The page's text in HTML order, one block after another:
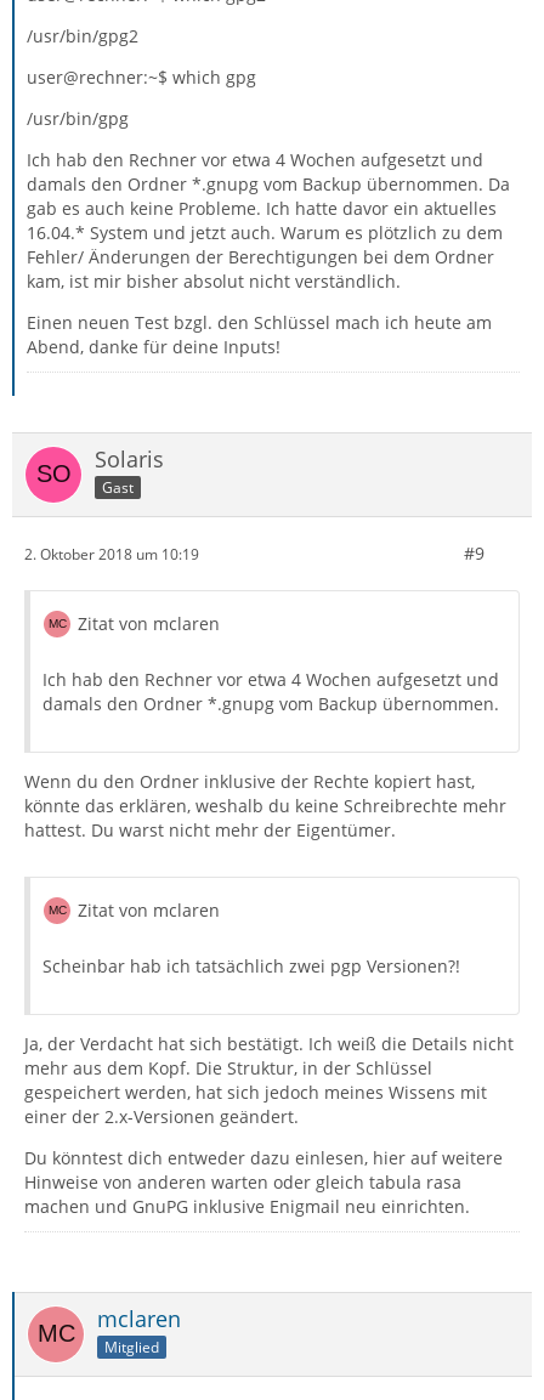
/usr/bin/gpg2
user@rechner:~$ which gpg
/usr/bin/gpg
Ich hab den Rechner vor etwa 4 Wochen aufgesetzt und
damals den Ordner *.gnupg vom Backup übernommen. Da
gab es auch keine Probleme. Ich hatte davor ein aktuelles
16.04.* System und jetzt auch. Warum es plötzlich zu dem
Fehler/ Änderungen der Berechtigungen bei dem Ordner
kam, ist mir bisher absolut nicht verständlich.
Einen neuen Test bzgl. den Schlüssel mach ich heute am
Abend, danke für deine Inputs!
Solaris
Gast
2. Oktober 2018 um 10:19 #9
Zitat von mclaren
Ich hab den Rechner vor etwa 4 Wochen aufgesetzt und
damals den Ordner *.gnupg vom Backup übernommen.
Wenn du den Ordner inklusive der Rechte kopiert hast,
könnte das erklären, weshalb du keine Schreibrechte mehr
hattest. Du warst nicht mehr der Eigentümer.
Zitat von mclaren
Scheinbar hab ich tatsächlich zwei pgp Versionen?!
Ja, der Verdacht hat sich bestätigt. Ich weiß die Details nicht
mehr aus dem Kopf. Die Struktur, in der Schlüssel
gespeichert werden, hat sich jedoch meines Wissens mit
einer der 2.x-Versionen geändert.
Du könntest dich entweder dazu einlesen, hier auf weitere
Hinweise von anderen warten oder gleich tabula rasa
machen und GnuPG inklusive Enigmail neu einrichten.
mclaren
Mitglied